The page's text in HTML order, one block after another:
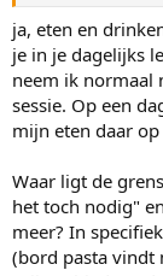
ja, eten en
je in je dagelijks
neem ik normaal
sessie. Op een
mijn eten daar
Waar ligt de
het toch nodig"
meer? In
(bord pasta vindt